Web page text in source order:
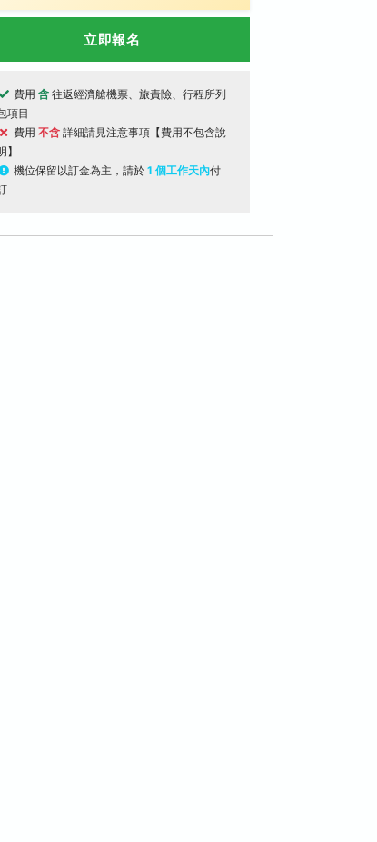
立即報名
費用 含 往返經濟艙機票、旅責險、行程所列
項目
費用 不含 詳細請見注意事項【費用不包含說
】
機位保留以訂金為主，請於 1 個工作天內付